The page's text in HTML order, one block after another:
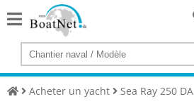
Home
Acheter
yacht
Acheter un yacht Sea Ray 250 DA